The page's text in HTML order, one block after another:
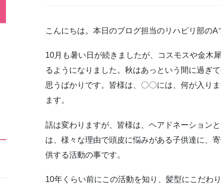
こんにちは。本日のブログ担当のリハビリ部のA
10月も暑い日が続きましたが、コスモスや金木
るようになりました。秋はあっという間に過ぎ
思うばかりです。皆様は、〇〇には、何が入り
ます。
話は変わりますが、皆様は、ヘアドネーション
は、様々な理由で頭皮に悩みがある子供達に、
供する活動の事です。
10年くらい前にこの活動を知り、髪型にこだわ